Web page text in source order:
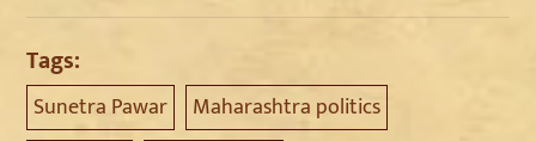
Tags:
Sunetra Pawar
Maharashtra politics